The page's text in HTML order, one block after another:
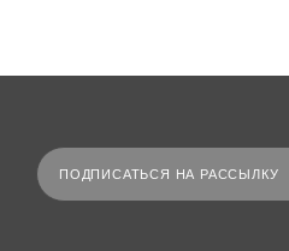
ПОДПИСАТЬСЯ НА РАССЫЛКУ